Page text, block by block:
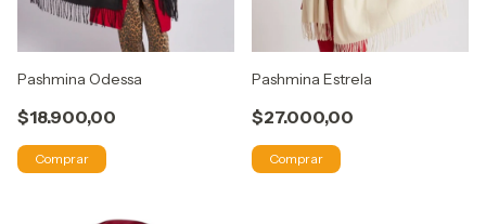
Pashmina Odessa
$18.900,00
Comprar
Pashmina Estrela
$27.000,00
Comprar